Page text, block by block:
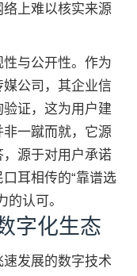
上难以核实来源
与公开性。作为
公司，其企业信
证，这为用户建
一蹴而就，它源
源于对用户承诺
耳相传的“靠谱选
认可。
字化生态
发展的数字技术